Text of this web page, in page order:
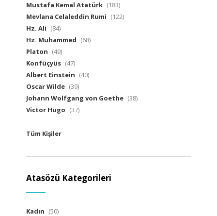
Mustafa Kemal Atatürk (183)
Mevlana Celaleddin Rumi (122)
Hz. Ali (84)
Hz. Muhammed (68)
Platon (49)
Konfüçyüs (47)
Albert Einstein (40)
Oscar Wilde (39)
Johann Wolfgang von Goethe (38)
Victor Hugo (37)
Tüm Kişiler
Atasözü Kategorileri
Kadın (50)